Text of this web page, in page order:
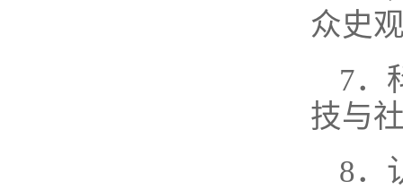
众史
7．
技与
8．